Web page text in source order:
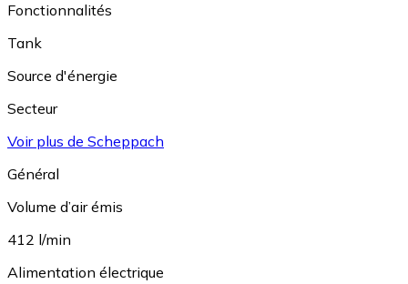
Fonctionnalités
Tank
Source d'énergie
Secteur
Voir plus de Scheppach
Général
Volume d’air émis
412 l/min
Alimentation électrique